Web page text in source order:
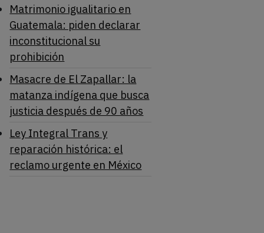
Matrimonio igualitario en
Guatemala: piden declarar
inconstitucional su
prohibición
Masacre de El Zapallar: la
matanza indígena que busca
justicia después de 90 años
Ley Integral Trans y
reparación histórica: el
reclamo urgente en México